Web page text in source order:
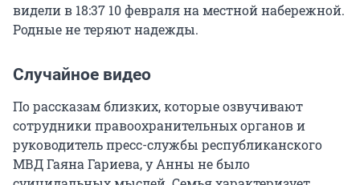
видели в 18:37 10 февраля на местной набережной.
Родные не теряют надежды.
Случайное видео
По рассказам близких, которые озвучивают
сотрудники правоохранительных органов и
руководитель пресс-службы республиканского
МВД Гаяна Гариева, у Анны не было